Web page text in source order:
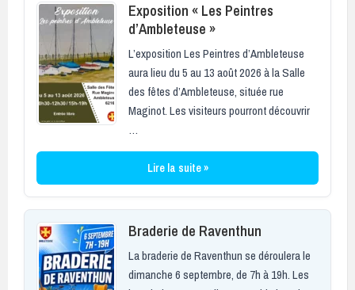
Exposition « Les Peintres
d’Ambleteuse »
L’exposition Les Peintres d’Ambleteuse
aura lieu du 5 au 13 août 2026 à la Salle
des fêtes d’Ambleteuse, située rue
Maginot. Les visiteurs pourront découvrir
…
Lire la suite »
Braderie de Raventhun
La braderie de Raventhun se déroulera le
dimanche 6 septembre, de 7h à 19h. Les